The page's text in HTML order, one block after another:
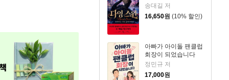
송대길 저
16,650원 (10% 할인)
아빠가 아이돌 팬클럽
회장이 되었습니다
정민규 저
17,000원